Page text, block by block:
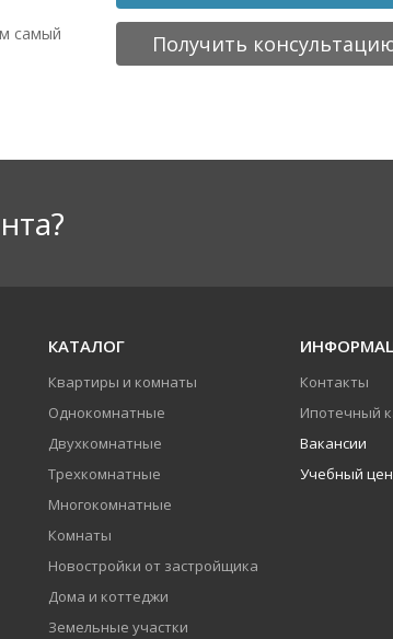
самый
Получить
КАТАЛОГ
Квартиры и комнаты
Однокомнатные
Двухкомнатные
Трехкомнатные
Многокомнатные
Комнаты
Новостройки от застройщика
Дома и коттеджи
Земельные участки
Контакты
Ипотечный
Вакансии
Учебный